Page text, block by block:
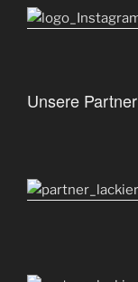
Unsere Partner